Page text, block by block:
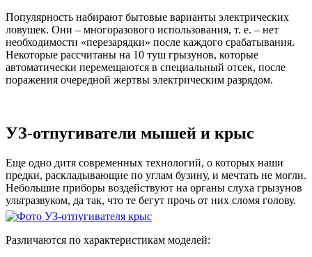
Популярность набирают бытовые варианты электрических
ловушек. Они – многоразового использования, т. е. – нет
необходимости «перезарядки» после каждого срабатывания.
Некоторые рассчитаны на 10 туш грызунов, которые
автоматически перемещаются в специальный отсек, после
поражения очередной жертвы электрическим разрядом.
УЗ-отпугиватели мышей и крыс
Еще одно дитя современных технологий, о которых наши
предки, раскладывающие по углам бузину, и мечтать не могли.
Небольшие приборы воздействуют на органы слуха грызунов
ультразвуком, да так, что те бегут прочь от них сломя голову.
Различаются по характеристикам моделей: